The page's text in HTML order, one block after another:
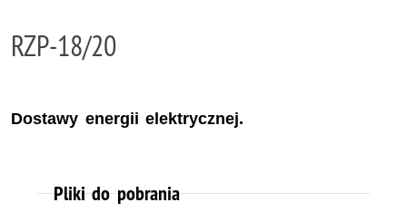
RZP-18/20
Dostawy energii elektrycznej.
Pliki do pobrania